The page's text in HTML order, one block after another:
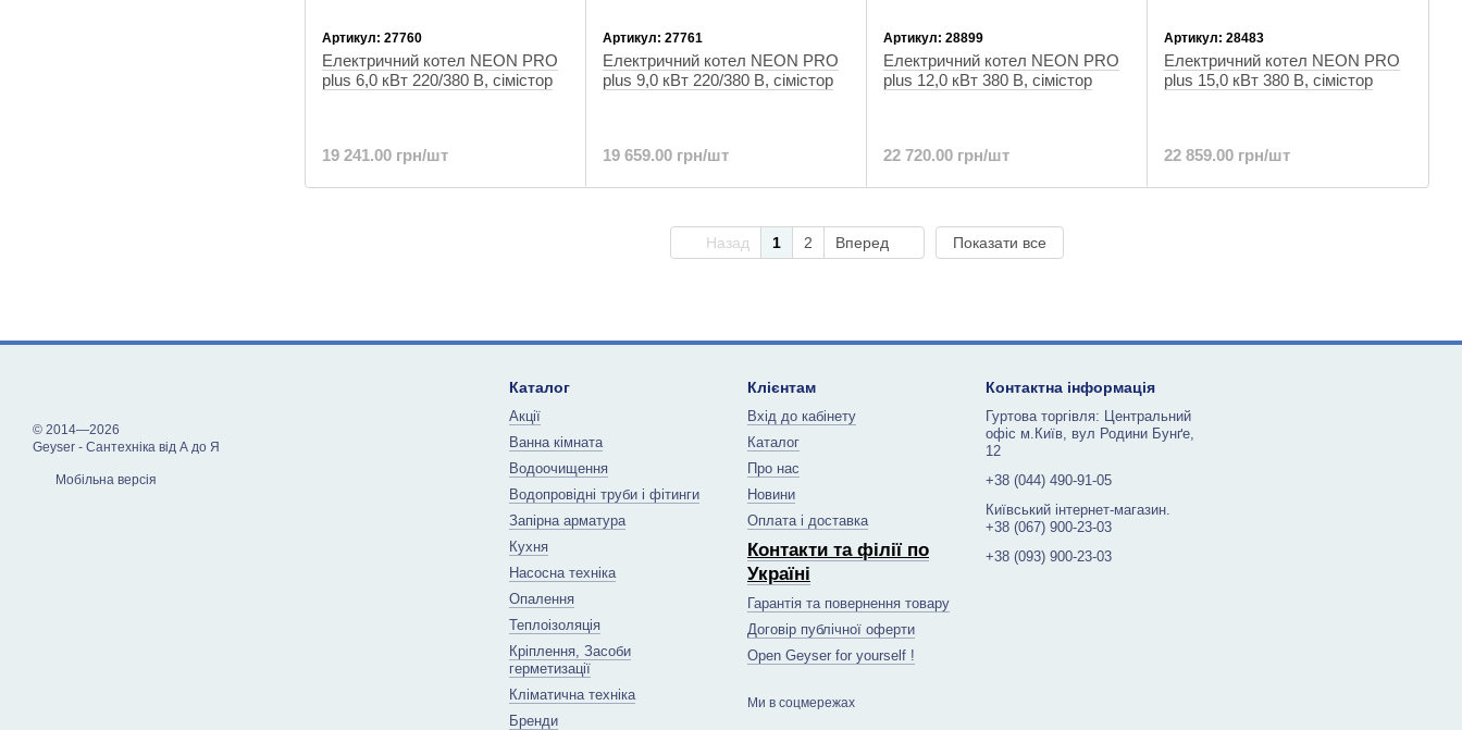
Артикул: 27760
Електричний котел NEON PRO
plus 6,0 кВт 220/380 В, сімістор
19 241.00 грн/шт
Артикул: 27761
Електричний котел NEON PRO
plus 9,0 кВт 220/380 В, сімістор
19 659.00 грн/шт
Артикул: 28899
Електричний котел NEON PRO
plus 12,0 кВт 380 В, сімістор
22 720.00 грн/шт
Артикул: 28483
Електричний котел NEON PRO
plus 15,0 кВт 380 В, сімістор
22 859.00 грн/шт
Назад 1 2 Вперед Показати все
© 2014—2026
Geyser - Сантехніка від А до Я
Мобільна версія
Каталог
Акції
Ванна кімната
Водоочищення
Водопровідні труби і фітинги
Запірна арматура
Кухня
Насосна техніка
Опалення
Теплоізоляція
Кріплення, Засоби
герметизації
Кліматична техніка
Бренди
Клієнтам
Вхід до кабінету
Каталог
Про нас
Новини
Оплата і доставка
Контакти та філії по
Україні
Гарантія та повернення товару
Договір публічної оферти
Open Geyser for yourself !
Ми в соцмережах
Контактна інформація
Гуртова торгівля: Центральний
офіс м.Київ, вул Родини Бунґе,
12
+38 (044) 490-91-05
Київський інтернет-магазин.
+38 (067) 900-23-03
+38 (093) 900-23-03